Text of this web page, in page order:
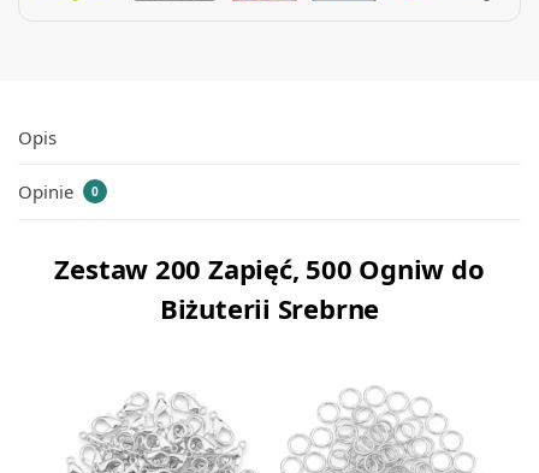
Opis
Opinie 0
Zestaw 200 Zapięć, 500 Ogniw do
Biżuterii Srebrne